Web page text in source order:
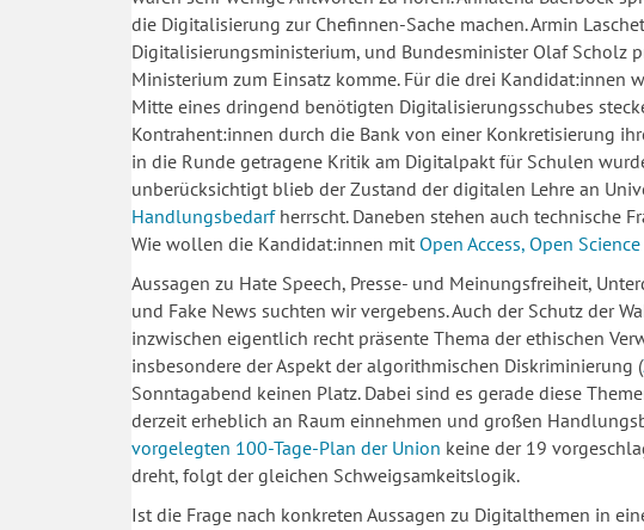
die Digitalisierung zur Chefinnen-Sache machen. Armin
Digitalisierungsministerium, und Bundesminister Olaf Scholz
Ministerium zum Einsatz komme. Für die drei Kandidat:innen
Mitte eines dringend benötigten Digitalisierungsschubes
Kontrahent:innen durch die Bank von einer Konkretisierung
in die Runde getragene Kritik am Digitalpakt für Schulen
unberücksichtigt blieb der Zustand der digitalen Lehre an
Handlungsbedarfherrscht. Daneben stehen auch technische
Wie wollen die Kandidat:innen mit Open Access, Open Science
Aussagen zu Hate Speech, Presse- und Meinungsfreiheit,
und Fake News suchten wir vergebens. Auch der Schutz der
inzwischen eigentlich recht präsente Thema der ethischen
insbesondere der Aspekt der algorithmischen Diskriminierung (
Sonntagabend keinen Platz. Dabei sind es gerade diese
derzeit erheblich an Raum einnehmen und großen
vorgelegten 100-Tage-Plan der Union keine der 19
dreht, folgt der gleichen Schweigsamkeitslogik.
Ist die Frage nach konkreten Aussagen zu Digitalthemen in